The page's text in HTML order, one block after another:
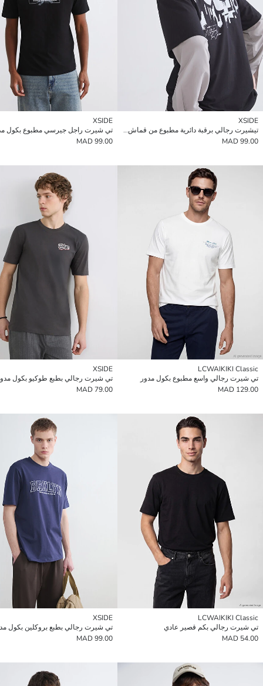
XSIDE
تيشيرت رجالي برقبة دائرية مطبوع من قماش جيرسي
99.00 MAD
XSIDE
تي شيرت راجل جيرسي مطبوع بكول
99.00 MAD
LCWAIKIKI Classic
تي شيرت رجالي واسع مطبوع بكول مدور
129.00 MAD
XSIDE
تي شيرت رجالي بطبع طوكيو بكول
79.00 MAD
LCWAIKIKI Classic
تي شيرت رجالي بكم قصير عادي
54.00 MAD
XSIDE
تي شيرت رجالي بطبع بروكلين بكول
99.00 MAD